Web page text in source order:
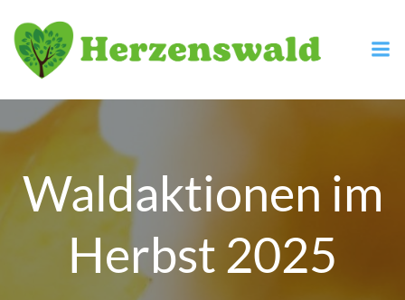
springen
Waldaktionen im
Herbst 2025